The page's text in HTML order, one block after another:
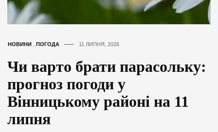
НОВИНИ , ПОГОДА 11 ЛИПНЯ, 2026
Чи варто брати парасольку:
прогноз погоди у
Вінницькому районі на 11
липня